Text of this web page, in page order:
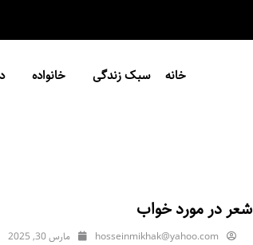
خانه سبک زندگی خانواده
شعر در مورد خواب
hosseinmikhak@yahoo.com مارس 30, 2025